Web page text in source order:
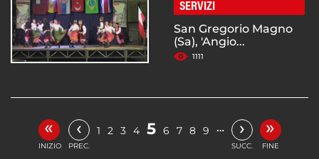
SERVIZI
San Gregorio Magno
(Sa), 'Angio...
1111
«
INIZIO
‹
PREC.
1 2 3 4 5 6 7 8 9 … ›
SUCC.
»
FINE